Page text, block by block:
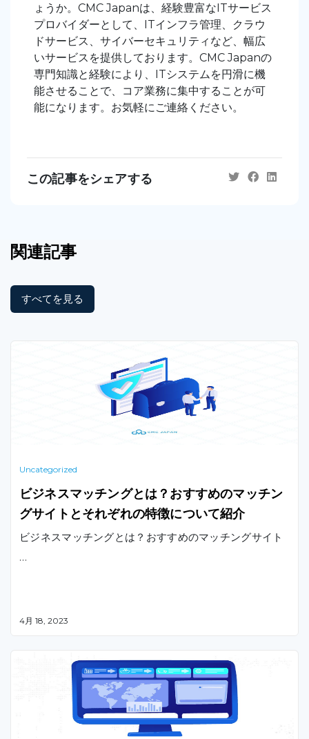
ょうか。CMC Japanは、経験豊富なITサービス
プロバイダーとして、ITインフラ管理、クラウ
ドサービス、サイバーセキュリティなど、幅広
いサービスを提供しております。CMC Japanの
専門知識と経験により、ITシステムを円滑に機
能させることで、コア業務に集中することが可
能になります。お気軽にご連絡ください。
この記事をシェアする
関連記事
すべてを見る
Uncategorized
ビジネスマッチングとは？おすすめのマッチン
グサイトとそれぞれの特徴について紹介
ビジネスマッチングとは？おすすめのマッチングサイト
…
4月 18, 2023